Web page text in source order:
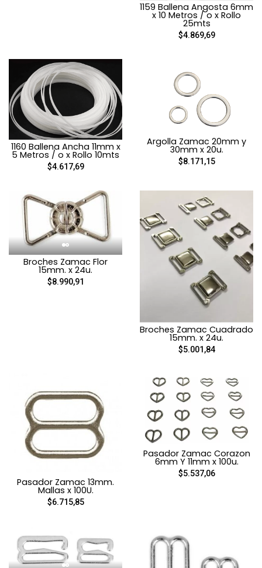
1159 Ballena Angosta 6mm
x 10 Metros / o x Rollo
25mts
$4.869,69
1160 Ballena Ancha 11mm x
5 Metros / o x Rollo 10mts
$4.617,69
Argolla Zamac 20mm y
30mm x 20u.
$8.171,15
Broches Zamac Flor
15mm. x 24u.
$8.990,91
Broches Zamac Cuadrado
15mm. x 24u.
$5.001,84
Pasador Zamac 13mm.
Mallas x 100U.
$6.715,85
Pasador Zamac Corazon
6mm Y 11mm x 100u.
$5.537,06